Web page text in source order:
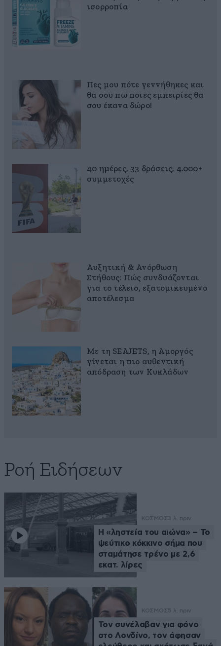
ισορροπία
Πες μου πότε γεννήθηκες και
θα σου πω ποιες εμπειρίες θα
σου έκανα δώρο!
40 ημέρες, 33 δράσεις, 4.000+
συμμετοχές
Αυξητική & Ανόρθωση
Στήθους: Πώς συνδυάζονται
για το τέλειο, εξατομικευμένο
αποτέλεσμα
Με τη SEAJETS, η Αμοργός
γίνεται η πιο αυθεντική
απόδραση των Κυκλάδων
Ροή Ειδήσεων
ΚΟΣΜΟΣ3 λ. πριν
Η «ληστεία του αιώνα» – Το
ψεύτικο κόκκινο σήμα που
σταμάτησε τρένο με 2,6
εκατ. λίρες
ΚΟΣΜΟΣ5 λ. πριν
Τον συνέλαβαν για φόνο
στο Λονδίνο, τον άφησαν